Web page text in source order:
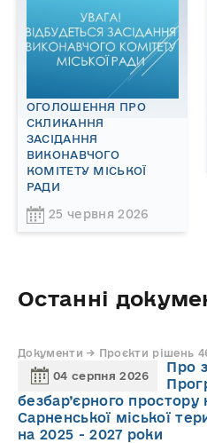
ОГОЛОШЕННЯ ПРО
СКЛИКАННЯ
ЗАСІДАННЯ
ВИКОНАВЧОГО
КОМІТЕТУ МІСЬКОЇ
РАДИ
25 червня 2026
Останні
Документи → Проєкти рішень
04 серпня 2026
Про
безбар’єрного простору
Сарненської міської
на 2025 - 2027 роки